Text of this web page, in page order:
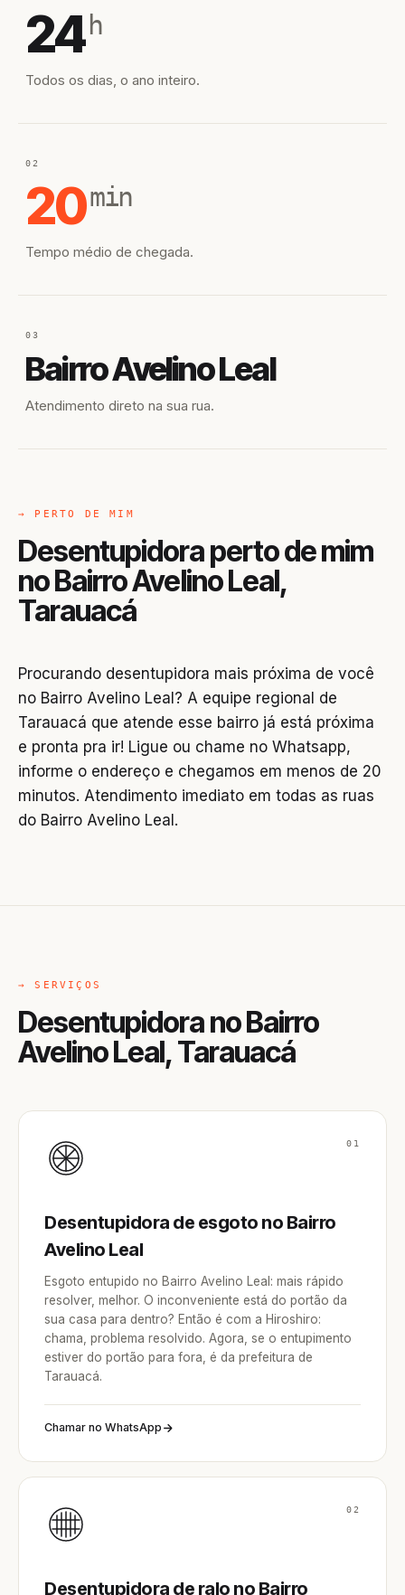
24 h
Todos os dias, o ano inteiro.
02
20min
Tempo médio de chegada.
03
Bairro Avelino Leal
Atendimento direto na sua rua.
→ PERTO DE MIM
Desentupidora perto de mim
no Bairro Avelino Leal,
Tarauacá
Procurando desentupidora mais próxima de você
no Bairro Avelino Leal? A equipe regional de
Tarauacá que atende esse bairro já está próxima
e pronta pra ir! Ligue ou chame no Whatsapp,
informe o endereço e chegamos em menos de 20
minutos. Atendimento imediato em todas as ruas
do Bairro Avelino Leal.
→ SERVIÇOS
Desentupidora no Bairro
Avelino Leal, Tarauacá
01
Desentupidora de esgoto no Bairro
Avelino Leal
Esgoto entupido no Bairro Avelino Leal: mais rápido
resolver, melhor. O inconveniente está do portão da
sua casa para dentro? Então é com a Hiroshiro:
chama, problema resolvido. Agora, se o entupimento
estiver do portão para fora, é da prefeitura de
Tarauacá.
Chamar no WhatsApp
02
Desentupidora de ralo no Bairro